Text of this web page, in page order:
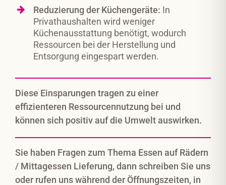
Reduzierung der Küchengeräte: In
Privathaushalten wird weniger
Küchenausstattung benötigt, wodurch
Ressourcen bei der Herstellung und
Entsorgung eingespart werden.
Diese Einsparungen tragen zu einer
effizienteren Ressourcennutzung bei und
können sich positiv auf die Umwelt auswirken.
Sie haben Fragen zum Thema Essen auf Rädern
/ Mittagessen Lieferung, dann schreiben Sie uns
oder rufen uns während der Öffnungszeiten, in